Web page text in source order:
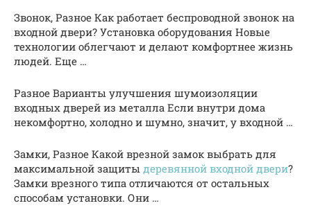
Звонок, Разное Как работает беспроводной звонок на
входной двери? Установка оборудования Новые
технологии облегчают и делают комфортнее жизнь
людей. Еще …
Разное Варианты улучшения шумоизоляции
входных дверей из металла Если внутри дома
некомфортно, холодно и шумно, значит, у входной …
Замки, Разное Какой врезной замок выбрать для
максимальной защиты деревянной входной двери?
Замки врезного типа отличаются от остальных
способам установки. Они …